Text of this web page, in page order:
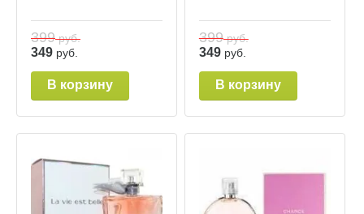
399руб.
349 руб.
В корзину
399руб.
349 руб.
В корзину